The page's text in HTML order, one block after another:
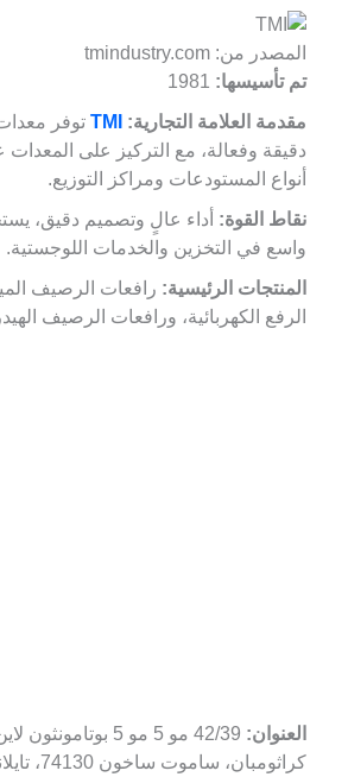
المصدر من: tmindustry.com
تم تأسيسها: 1981
مقدمة العلامة التجارية:
TMIتوفر
دقيقة وفعالة، مع التركيز على المعدات
أنواع المستودعات ومراكز التوزيع.
نقاط القوة: أداء عالٍ وتصميم دقيق،
واسع في التخزين والخدمات اللوجستية.
المنتجات الرئيسية: رافعات الرصيف
الرفع الكهربائية، ورافعات الرصيف
العنوان:
كراثومبان، ساموت ساخون 74130، تايلاند